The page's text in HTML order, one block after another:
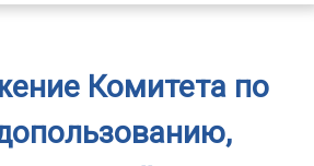
Комитета по